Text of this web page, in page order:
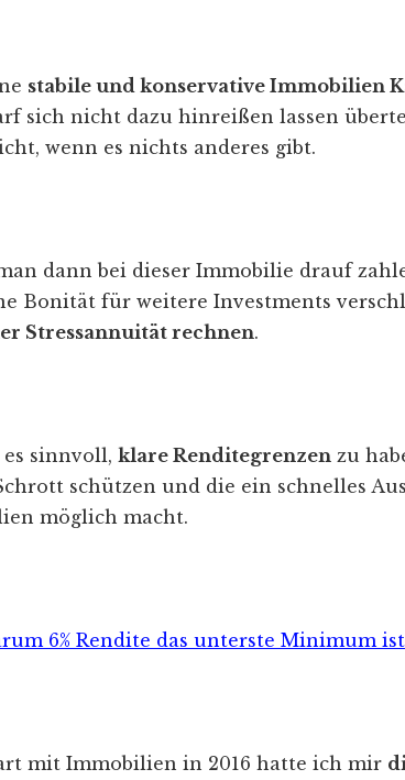
stabile und konservative Immobilien
sich nicht dazu hinreißen lassen
wenn es nichts anderes gibt.
dann bei dieser Immobilie drauf
Bonität für weitere Investments
Stressannuität rechnen.
sinnvoll, klare Renditegrenzen zu
schützen und die ein schnelles
möglich macht.
6% Rendite das unterste Minimum ist
mit Immobilien in 2016 hatte ich mir